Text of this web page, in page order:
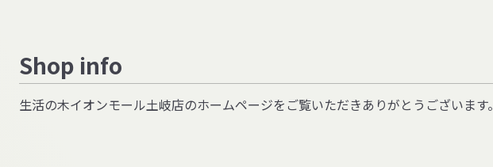
Shop info
生活の木イオンモール土岐店のホームページをご覧いただきありがとうございます。